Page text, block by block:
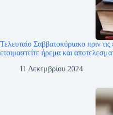
Τελευταίο Σαββατοκύριακο πριν
ετοιμαστείτε ήρεμα και
11 Δεκεμβρίου 2024